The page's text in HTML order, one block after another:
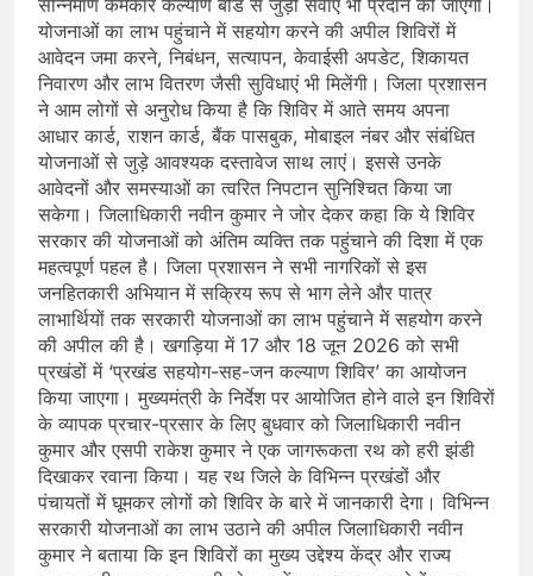
सन्निर्माण कर्मकार कल्याण बोर्ड से जुड़ी सेवाएं भी प्रदान की जाएंगी।
योजनाओं का लाभ पहुंचाने में सहयोग करने की अपील शिविरों में
आवेदन जमा करने, निबंधन, सत्यापन, केवाईसी अपडेट, शिकायत
निवारण और लाभ वितरण जैसी सुविधाएं भी मिलेंगी। जिला प्रशासन
ने आम लोगों से अनुरोध किया है कि शिविर में आते समय अपना
आधार कार्ड, राशन कार्ड, बैंक पासबुक, मोबाइल नंबर और संबंधित
योजनाओं से जुड़े आवश्यक दस्तावेज साथ लाएं। इससे उनके
आवेदनों और समस्याओं का त्वरित निपटान सुनिश्चित किया जा
सकेगा। जिलाधिकारी नवीन कुमार ने जोर देकर कहा कि ये शिविर
सरकार की योजनाओं को अंतिम व्यक्ति तक पहुंचाने की दिशा में एक
महत्वपूर्ण पहल है। जिला प्रशासन ने सभी नागरिकों से इस
जनहितकारी अभियान में सक्रिय रूप से भाग लेने और पात्र
लाभार्थियों तक सरकारी योजनाओं का लाभ पहुंचाने में सहयोग करने
की अपील की है। खगड़िया में 17 और 18 जून 2026 को सभी
प्रखंडों में ‘प्रखंड सहयोग-सह-जन कल्याण शिविर’ का आयोजन
किया जाएगा। मुख्यमंत्री के निर्देश पर आयोजित होने वाले इन शिविरों
के व्यापक प्रचार-प्रसार के लिए बुधवार को जिलाधिकारी नवीन
कुमार और एसपी राकेश कुमार ने एक जागरूकता रथ को हरी झंडी
दिखाकर रवाना किया। यह रथ जिले के विभिन्न प्रखंडों और
पंचायतों में घूमकर लोगों को शिविर के बारे में जानकारी देगा। विभिन्न
सरकारी योजनाओं का लाभ उठाने की अपील जिलाधिकारी नवीन
कुमार ने बताया कि इन शिविरों का मुख्य उद्देश्य केंद्र और राज्य